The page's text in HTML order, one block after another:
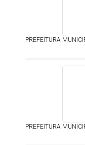
PREFEITURA
PREFEITURA